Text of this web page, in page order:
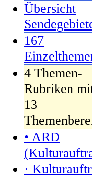
Übersicht
167
4 Themen-
Rubriken
13
• ARD
·